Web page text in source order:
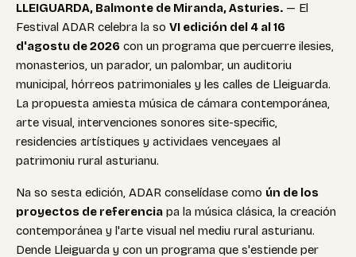
LLEIGUARDA, Balmonte de Miranda, Asturies. — El
Festival ADAR celebra la so VI edición del 4 al 16
d'agostu de 2026 con un programa que percuerre ilesies,
monasterios, un parador, un palombar, un auditoriu
municipal, hórreos patrimoniales y les calles de Lleiguarda.
La propuesta amiesta música de cámara contemporánea,
arte visual, intervenciones sonores site-specific,
residencies artístiques y actividaes venceyaes al
patrimoniu rural asturianu.
Na so sesta edición, ADAR conselídase como ún de los
proyectos de referencia pa la música clásica, la creación
contemporánea y l'arte visual nel mediu rural asturianu.
Dende Lleiguarda y con un programa que s'estiende per